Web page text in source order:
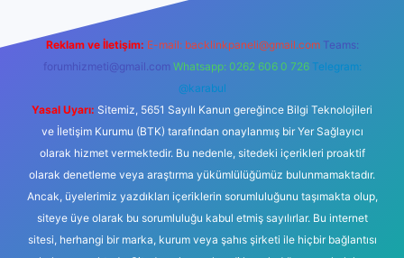
Reklam ve İletişim: E-mail: backlinkpaneli@gmail.com Teams:
forumhizmeti@gmail.com Whatsapp: 0262 606 0 726 Telegram:
@karabul
Yasal Uyarı: Sitemiz, 5651 Sayılı Kanun gereğince Bilgi Teknolojileri
ve İletişim Kurumu (BTK) tarafından onaylanmış bir Yer Sağlayıcı
olarak hizmet vermektedir. Bu nedenle, sitedeki içerikleri proaktif
olarak denetleme veya araştırma yükümlülüğümüz bulunmamaktadır.
Ancak, üyelerimiz yazdıkları içeriklerin sorumluluğunu taşımakta olup,
siteye üye olarak bu sorumluluğu kabul etmiş sayılırlar. Bu internet
sitesi, herhangi bir marka, kurum veya şahıs şirketi ile hiçbir bağlantısı